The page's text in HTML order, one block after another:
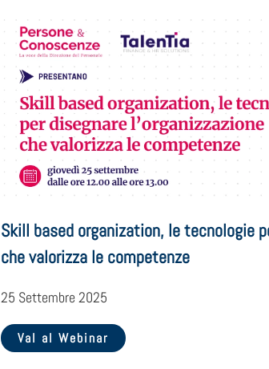
Skill based organization, le tecnologie
che valorizza le competenze
25 Settembre 2025
Val al Webinar